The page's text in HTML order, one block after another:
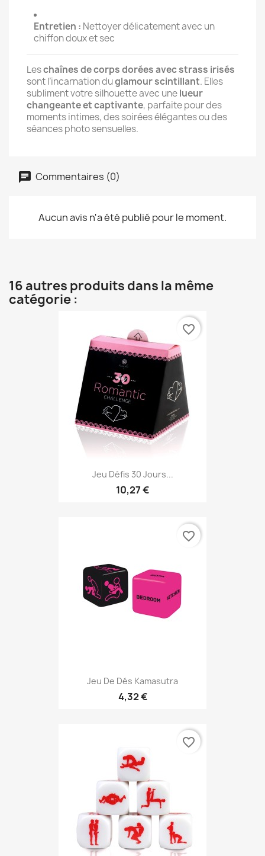
Entretien : Nettoyer délicatement avec un
chiffon doux et sec
Leschaînes de corps dorées avec strass irisés
sont l’incarnation duglamour scintillant. Elles
subliment votre silhouette avec unelueur
changeante et captivante, parfaite pour des
moments intimes, des soirées élégantes ou des
séances photo sensuelles.
Commentaires (0)
Aucun avis n'a été publié pour le moment.
16 autres produits dans la même
catégorie :
Jeu Défis 30 Jours...
10,27 €
favorite_border
Jeu De Dés Kamasutra
4,32 €
favorite_border
favorite_border